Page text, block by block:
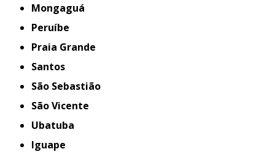
Mongaguá
Peruíbe
Praia Grande
Santos
São Sebastião
São Vicente
Ubatuba
iguape